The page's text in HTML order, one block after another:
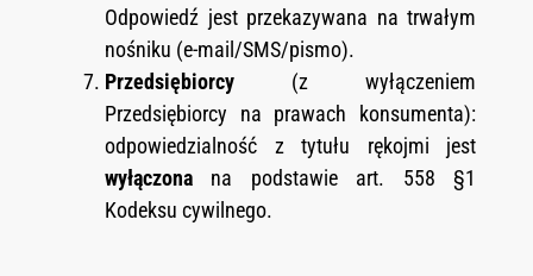
Odpowiedź jest przekazywana na trwałym
nośniku (e-mail/SMS/pismo).
Przedsiębiorcy (z wyłączeniem
Przedsiębiorcy na prawach konsumenta):
odpowiedzialność z tytułu rękojmi jest
wyłączona na podstawie art. 558 §1
Kodeksu cywilnego.